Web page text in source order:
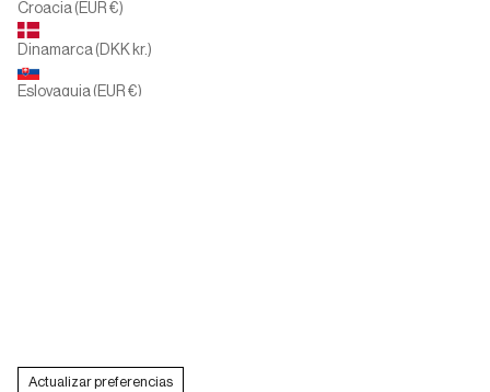
Croacia (EUR €)
Dinamarca (DKK kr.)
Eslovaquia (EUR €)
Hungría (HUF Ft)
Actualizar preferencias